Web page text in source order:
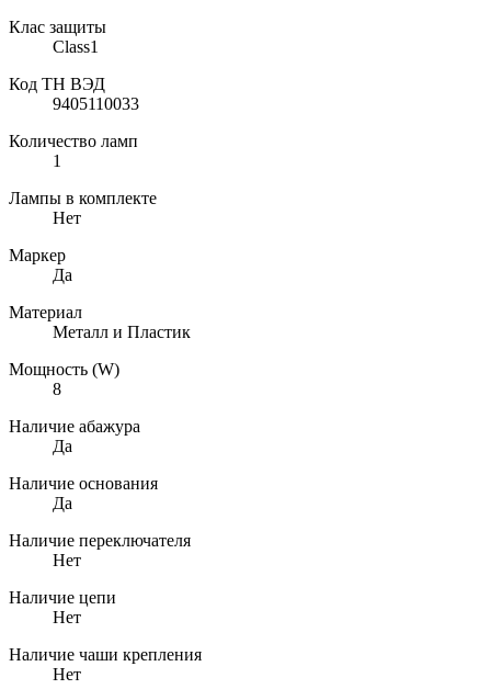
Клас защиты
Class1
Код ТН ВЭД
9405110033
Количество ламп
1
Лампы в комплекте
Нет
Маркер
Да
Материал
Металл и Пластик
Мощность (W)
8
Наличие абажура
Да
Наличие основания
Да
Наличие переключателя
Нет
Наличие цепи
Нет
Наличие чаши крепления
Нет